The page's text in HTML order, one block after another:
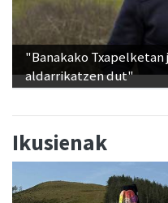
"Banakako
aldarrikatzen dut"
Ikusienak